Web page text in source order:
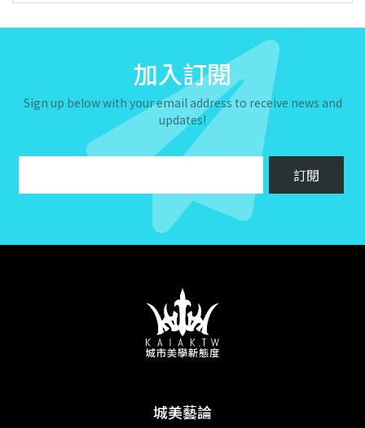
加入訂閱
Sign up below with your email address to receive news and
updates!
城美藝論